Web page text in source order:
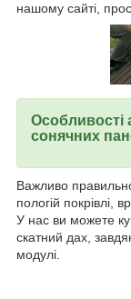
нашому сайті,
Особливості
сонячних
Важливо
пологій покрівлі,
У нас ви можете
скатний дах,
модулі.